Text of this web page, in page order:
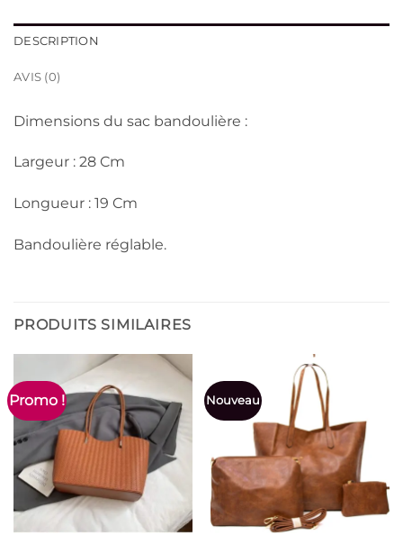
DESCRIPTION
AVIS (0)
Dimensions du sac bandoulière :
Largeur : 28 Cm
Longueur : 19 Cm
Bandoulière réglable.
PRODUITS SIMILAIRES
Promo ! Nouveau